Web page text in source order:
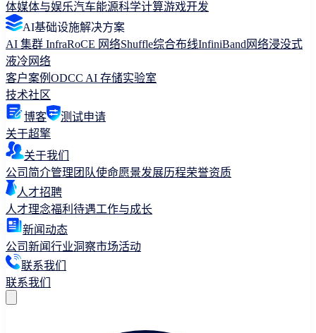
体媒体与娱乐汽车能源科学计算游戏开发
AI基础设施解决方案
AI 集群 InfraRoCE 网络Shuffle综合布线InfiniBand网络浸没式
液冷网络
客户案例 ODCC AI 存储实验室
技术社区
博客
测试申请
关于超擎
关于我们
公司简介管理团队使命愿景发展历程荣誉资质
人才招聘
人才理念福利待遇工作与成长
新闻动态
公司新闻行业洞察市场活动
联系我们
联系我们